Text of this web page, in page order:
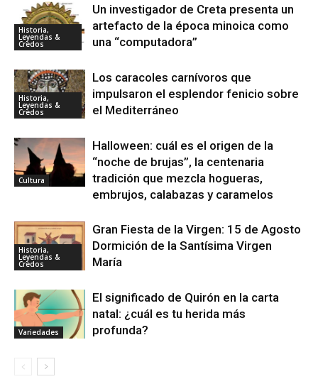
Historia,
Leyendas &
Credos
Un investigador de Creta presenta un
artefacto de la época minoica como
una “computadora”
Historia,
Leyendas &
Credos
Los caracoles carnívoros que
impulsaron el esplendor fenicio sobre
el Mediterráneo
Cultura
Halloween: cuál es el origen de la
“noche de brujas”, la centenaria
tradición que mezcla hogueras,
embrujos, calabazas y caramelos
Historia,
Leyendas &
Credos
Gran Fiesta de la Virgen: 15 de Agosto
Dormición de la Santísima Virgen
María
Variedades
El significado de Quirón en la carta
natal: ¿cuál es tu herida más
profunda?